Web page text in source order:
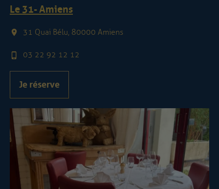
Le 31 - Amiens
31 Quai Bélu, 80000 Amiens
03 22 92 12 12
Je réserve